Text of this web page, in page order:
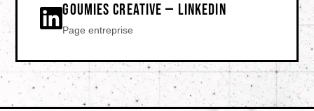
GOUMIES CREATIVE — LINKEDIN
Page entreprise